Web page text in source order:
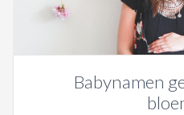
Babynamen